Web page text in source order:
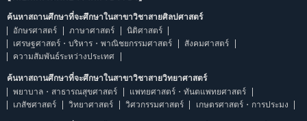
ค้นหาสถานศึกษาที่จะศึกษาในสาขาวิชาสายศิลปศาสตร์
อักษรศาสตร์
ภาษาศาสตร์
นิติศาสตร์
เศรษฐศาสตร์・บริหาร・พาณิชยกรรมศาสตร์
สังคมศาสตร์
ความสัมพันธ์ระหว่างประเทศ
ค้นหาสถานศึกษาที่จะศึกษาในสาขาวิชาสายวิทยาศาสตร์
พยาบาล・สาธารณสุขศาสตร์
แพทยศาสตร์・ทันตแพทยศาสตร์
เภสัชศาสตร์
วิทยาศาสตร์ วิศวกรรมศาสตร์ เกษตรศาสตร์・การประมง